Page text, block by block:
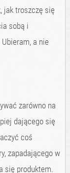
jak troszczę się
sobą i
a nie
zarówno na
dającego się
coś
zapadającego w
się produktem.